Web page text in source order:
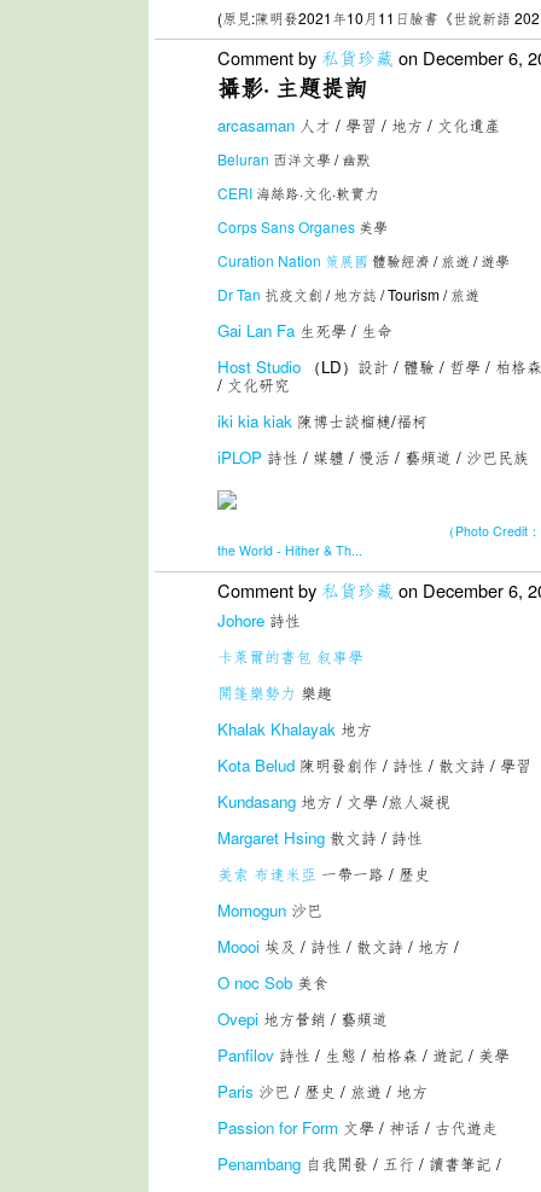
(原見:陳明發2021年10月11日臉書《世說新語
Comment by 私貨珍藏 on December 6,
攝影· 主題提詢
arcasaman人才 / 學習 / 地方 / 文化遺產
Beluran 西洋文學 / 幽默
CERI海絲路·文化·軟實力
Corps Sans Organes美學
Curation Nation 策展國 體驗經濟 / 旅遊 / 遊學
Dr Tan 抗疫文創 / 地方誌 / Tourism / 旅遊
Gai Lan Fa生死學 / 生命
Host Studio（LD）設計 / 體驗 / 哲學 / 柏格
/ 文化研究
iki kia kiak 陳博士談榴槤/福柯
iPLOP詩性 / 媒軆 / 慢活 / 藝頻道 / 沙巴民族
（Photo Credit
the World - Hither & Th...
Comment by 私貨珍藏 on December 6,
Johore詩性
卡萊爾的書包 叙事學
開篷樂勢力 樂趣
Khalak Khalayak 地方
Kota Belud陳明發創作 / 詩性 / 散文詩 / 學習
Kundasang地方 / 文學 /旅人凝視
Margaret Hsing散文詩 / 詩性
美索 布達米亞 一帶一路 / 歴史
Momogun沙巴
Moooi埃及 / 詩性 / 散文詩 / 地方 /
O noc Sob美食
Ovepi地方營銷 / 藝頻道
Panfilov詩性 / 生態 / 柏格森 / 遊記 / 美學
Paris 沙巴 / 歴史 / 旅遊 / 地方
Passion for Form文學 / 神话 / 古代遊走
Penambang自我開發 / 五行 / 讀書筆記 /